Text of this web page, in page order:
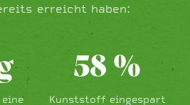
erreicht haben:
58%
Kunststoff eingespart